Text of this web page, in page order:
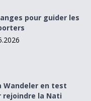
pour guider les
la Nati
Wandeler en test
rejoindre la Nati